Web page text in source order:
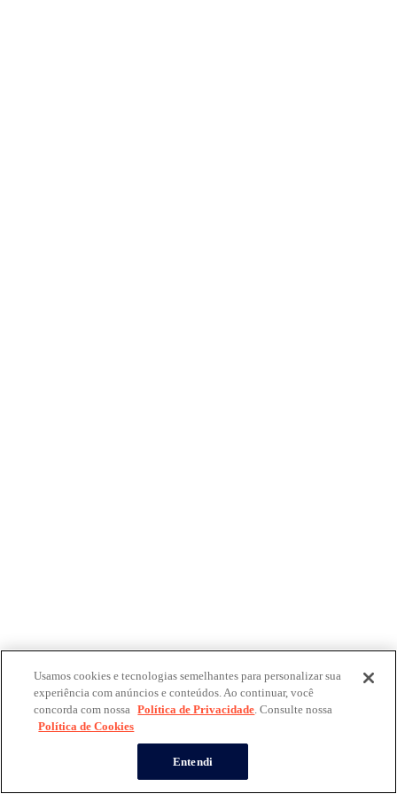
Usamos cookies e tecnologias semelhantes para personalizar sua
experiência com anúncios e conteúdos. Ao continuar, você
concorda com nossa Política de Privacidade. Consulte nossa
Política de Cookies
Entendi